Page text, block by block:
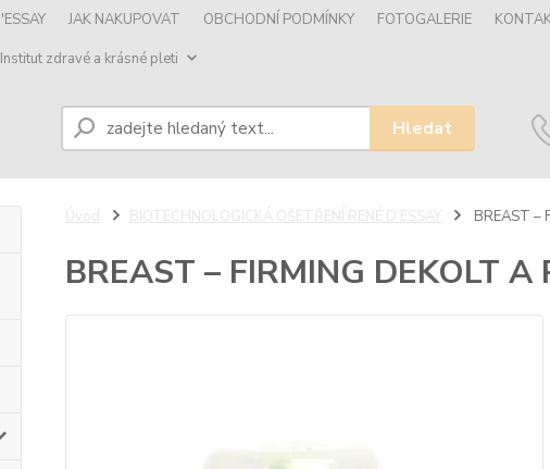
JAK NAKUPOVAT OBCHODNÍ PODMÍNKY FOTOGALERIE
Institut zdravé a krásné pleti
Hledat
Úvod BIOTECHNOLOGICKÁ OŠETŘENÍ RENÉ D’ESSAY BREAST –
BREAST – FIRMING DEKOLT A